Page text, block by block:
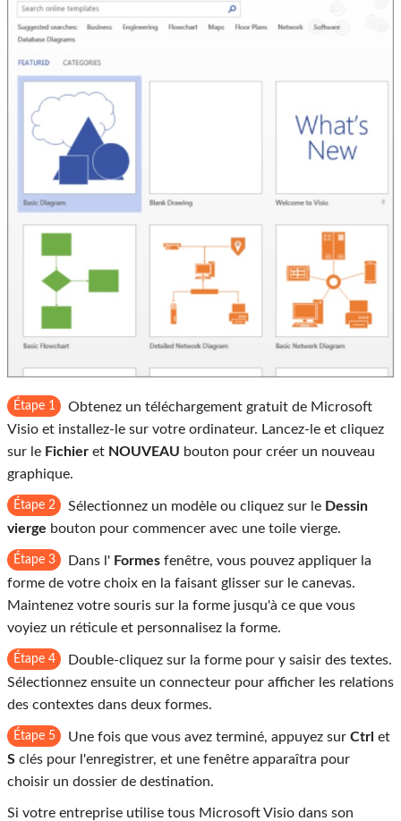
Étape 1
Obtenez un téléchargement gratuit de Microsoft
Visio et installez-le sur votre ordinateur. Lancez-le et cliquez
sur le Fichier et NOUVEAU bouton pour créer un nouveau
graphique.
Étape 2 Sélectionnez un modèle ou cliquez sur le Dessin
vierge bouton pour commencer avec une toile vierge.
Étape 3 Dans l' Formes fenêtre, vous pouvez appliquer la
forme de votre choix en la faisant glisser sur le canevas.
Maintenez votre souris sur la forme jusqu'à ce que vous
voyiez un réticule et personnalisez la forme.
Étape 4
Double-cliquez sur la forme pour y saisir des textes.
Sélectionnez ensuite un connecteur pour afficher les relations
des contextes dans deux formes.
Étape 5 Une fois que vous avez terminé, appuyez sur Ctrl et
S clés pour l'enregistrer, et une fenêtre apparaîtra pour
choisir un dossier de destination.
Si votre entreprise utilise tous Microsoft Visio dans son